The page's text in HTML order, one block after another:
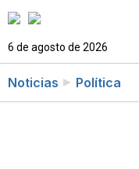
6 de agosto de 2026
Noticias Política